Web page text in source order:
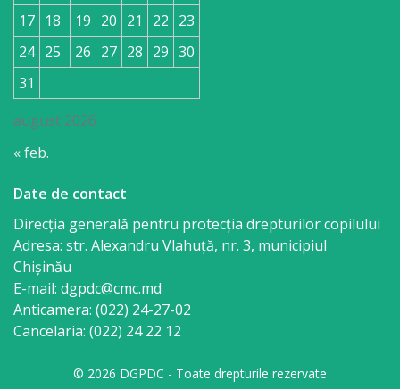
august 2026
17 18 19 20 21 22 23
24 25 26 27 28 29 30
31
« feb.
Date de contact
Direcția generală pentru protecția drepturilor copilului
Adresa: str. Alexandru Vlahuţă, nr. 3, municipiul
Chişinău
E-mail: dgpdc@cmc.md
Anticamera: (022) 24-27-02
Cancelaria: (022) 24 22 12
© 2026 DGPDC - Toate drepturile rezervate